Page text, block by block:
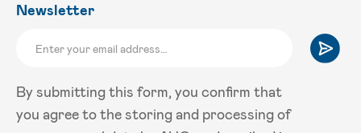
Newsletter
By submitting this form, you confirm that
you agree to the storing and processing of